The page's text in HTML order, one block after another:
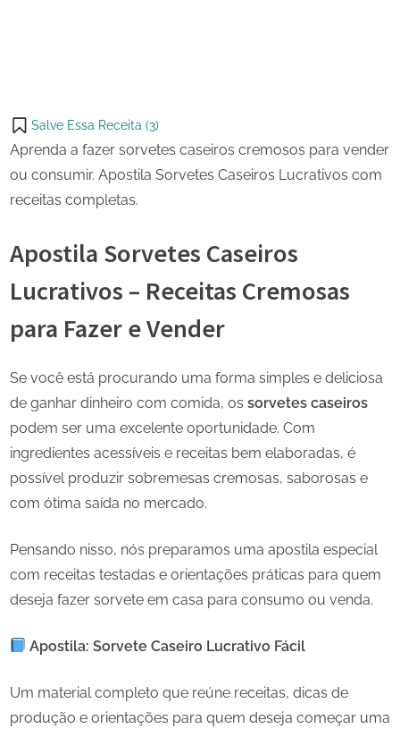
on
X
Salve Essa Receita (3)
Aprenda a fazer sorvetes caseiros cremosos para vender
ou consumir. Apostila Sorvetes Caseiros Lucrativos com
receitas completas.
Apostila Sorvetes Caseiros
Lucrativos – Receitas Cremosas
para Fazer e Vender
Se você está procurando uma forma simples e deliciosa
de ganhar dinheiro com comida, os sorvetes caseiros
podem ser uma excelente oportunidade. Com
ingredientes acessíveis e receitas bem elaboradas, é
possível produzir sobremesas cremosas, saborosas e
com ótima saída no mercado.
Pensando nisso, nós preparamos uma apostila especial
com receitas testadas e orientações práticas para quem
deseja fazer sorvete em casa para consumo ou venda.
Apostila: Sorvete Caseiro Lucrativo Fácil
Um material completo que reúne receitas, dicas de
produção e orientações para quem deseja começar uma